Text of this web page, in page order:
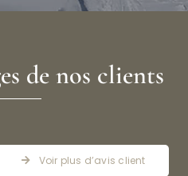
de nos clients
Voir plus d’avis client